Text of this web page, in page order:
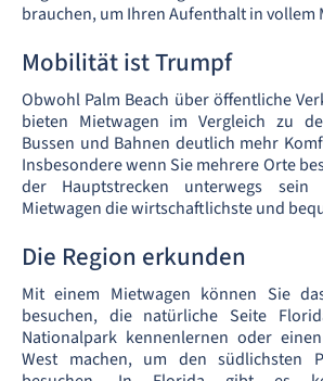
brauchen, um Ihren Aufenthalt in vollem
Mobilität ist Trumpf
Obwohl Palm Beach über öffentliche
bieten Mietwagen im Vergleich zu
Bussen und Bahnen deutlich mehr
Insbesondere wenn Sie mehrere Orte
der Hauptstrecken unterwegs
Mietwagen die wirtschaftlichste und
Die Region erkunden
Mit einem Mietwagen können Sie
besuchen, die natürliche Seite
Nationalpark kennenlernen oder
West machen, um den südlichsten